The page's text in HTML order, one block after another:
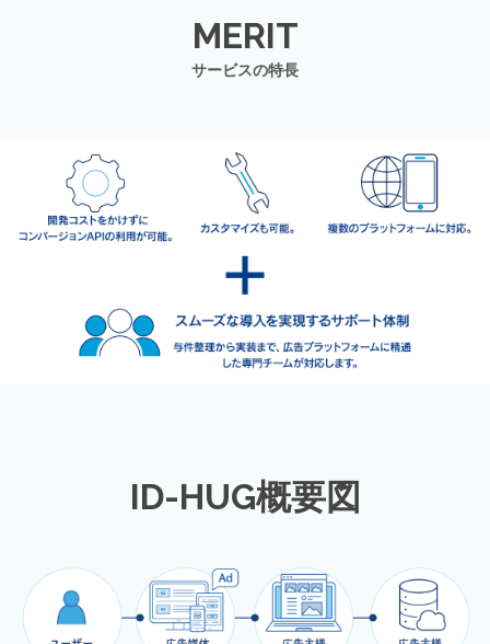
MERIT
サービスの特長
ID-HUG概要図